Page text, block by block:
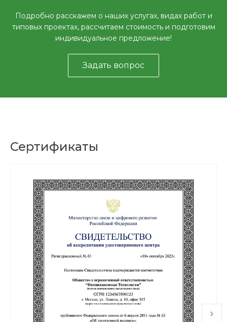
Подробно расскажем о наших услугах, видах работ и
типовых проектах, рассчитаем стоимость и подготовим
индивидуальное предложение!
Задать вопрос
Сертификаты